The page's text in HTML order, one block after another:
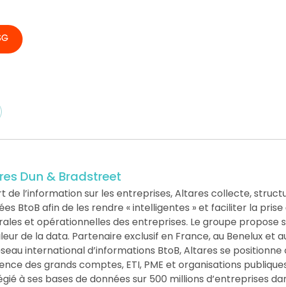
Dun & Bradstreet
de l’information sur les entreprises, Altares collecte,
BtoB afin de les rendre « intelligentes » et faciliter la
et opérationnelles des entreprises. Le groupe propose
de la data. Partenaire exclusif en France, au Benelux et
international d’informations BtoB, Altares se
des grands comptes, ETI, PME et organisations
à ses bases de données sur 500 millions d’entreprises